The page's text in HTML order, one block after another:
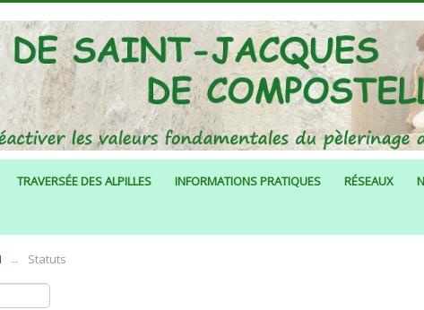
TRAVERSÉE DES ALPILLES INFORMATIONS PRATIQUES RÉSEAUX
→ Statuts